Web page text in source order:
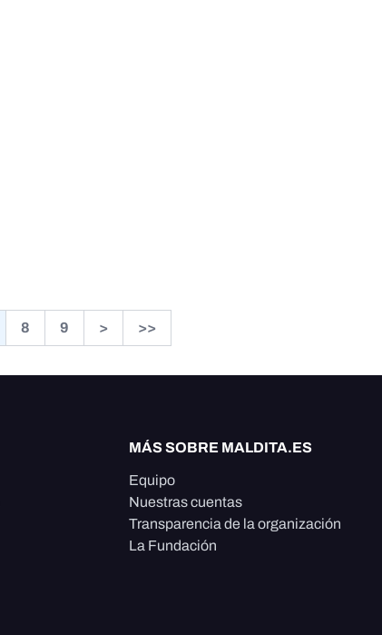
8 9 > >>
MÁS SOBRE MALDITA.ES
Equipo
Nuestras cuentas
Transparencia de la organización
La Fundación